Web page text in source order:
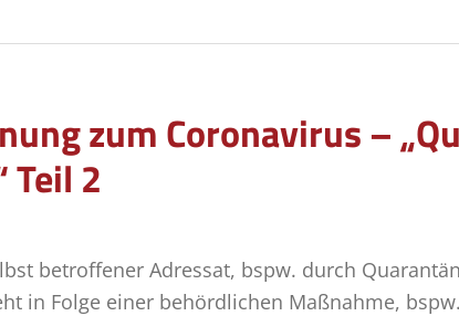
zum Coronavirus –
2
betroffener Adressat, bspw. durch
in Folge einer behördlichen Maßnahme,